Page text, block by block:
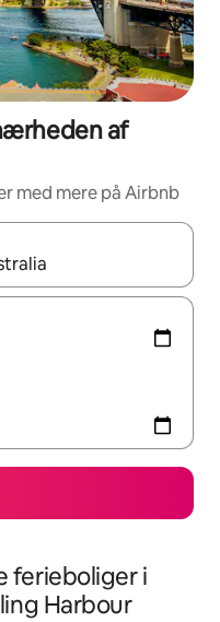
af
med mere på Airbnb
du navigere med
ferieboliger i
Harbour